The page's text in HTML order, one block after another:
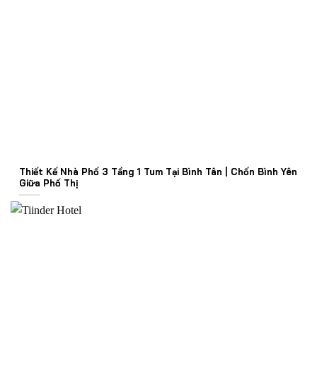
Thiết Kế Nhà Phố 3 Tầng 1 Tum Tại Bình Tân | Chốn Bình Yên
Giữa Phố Thị